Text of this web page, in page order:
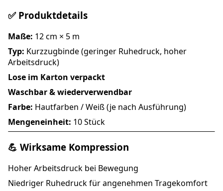
✅ Produktdetails
Maße: 12 cm × 5 m
Typ: Kurzzugbinde (geringer Ruhedruck, hoher
Arbeitsdruck)
Lose im Karton verpackt
Waschbar & wiederverwendbar
Farbe: Hautfarben / Weiß (je nach Ausführung)
Mengeneinheit: 10 Stück
💪 Wirksame Kompression
Hoher Arbeitsdruck bei Bewegung
Niedriger Ruhedruck für angenehmen Tragekomfort